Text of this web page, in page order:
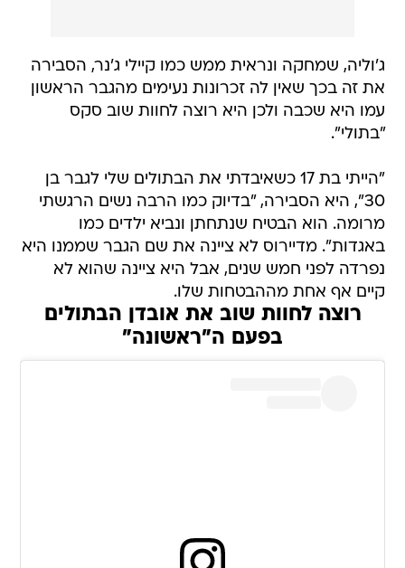
ג'וליה, שמחקה ונראית ממש כמו קיילי ג'נר, הסבירה
את זה בכך שאין לה זכרונות נעימים מהגבר הראשון
עמו היא שכבה ולכן היא רוצה לחוות שוב סקס
"בתולי".
"הייתי בת 17 כשאיבדתי את הבתולים שלי לגבר בן
30", היא הסבירה, "בדיוק כמו הרבה נשים הרגשתי
מרומה. הוא הבטיח שנתחתן ונביא ילדים כמו
באגדות". מדיירוס לא ציינה את שם הגבר שממנו היא
נפרדה לפני חמש שנים, אבל היא ציינה שהוא לא
קיים אף אחת מההבטחות שלו.
רוצה לחוות שוב את אובדן הבתולים
בפעם ה"ראשונה"